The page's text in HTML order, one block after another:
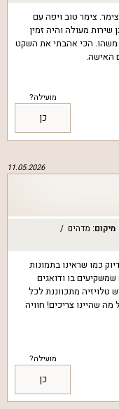
צימר טוב ויפה עם
מעולה והיה זמין
משהו. הכי אהבתי את השקט
האישה.
מועילה?
כן
11.05.2026
מיקום: מדהים
כמו שראינו בתמונות
בו ודואגים
טלויזיה מתכווננת לכל
שהיינו צריכים! חוויה
מועילה?
כן